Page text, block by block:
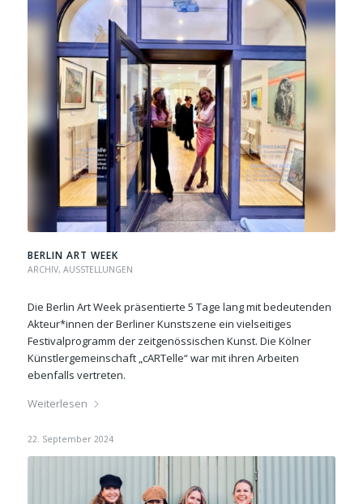
BERLIN ART WEEK
ARCHIV, AUSSTELLUNGEN
Die Berlin Art Week präsentierte 5 Tage lang mit bedeutenden
Akteur*innen der Berliner Kunstszene ein vielseitiges
Festivalprogramm der zeitgenössischen Kunst. Die Kölner
Künstlergemeinschaft „cARTelle“ war mit ihren Arbeiten
ebenfalls vertreten.
Weiterlesen
22. September 2024